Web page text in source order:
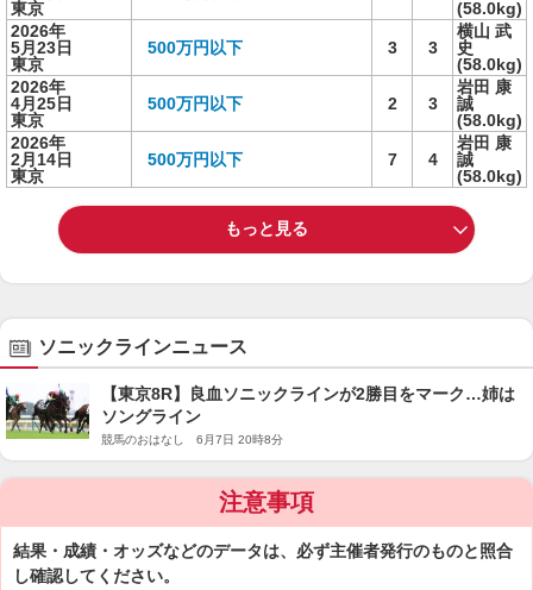
東京
(58.0kg)
2026年
5月23日
東京
500万円以下 3 3
横山 武
史
(58.0kg)
2026年
4月25日
東京
500万円以下 2 3
岩田 康
誠
(58.0kg)
2026年
2月14日
東京
500万円以下 7 4
岩田 康
誠
(58.0kg)
もっと見る
ソニックラインニュース
【東京8R】良血ソニックラインが2勝目をマーク…姉は
ソングライン
競馬のおはなし 6月7日 20時8分
注意事項
結果・成績・オッズなどのデータは、必ず主催者発行のものと照合
し確認してください。